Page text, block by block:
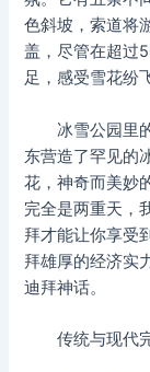
色斜坡，索道将
盖，尽管在超过
足，感受雪花纷
冰雪公园里的
东营造了罕见的
花，神奇而美妙
完全是两重天，
拜才能让你享受
拜雄厚的经济实
迪拜神话。
传统与现代